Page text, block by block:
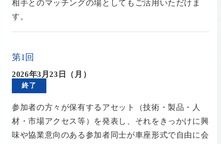
相手とのマッチングの場としてもご活用いただけま
す。
第1回
2026年3月23日（月）
終了
参加者の方々が保有するアセット（技術・製品・人
材・市場アクセス等）を発表し、それをきっかけに興
味や協業意向のある参加者同士が車座形式で自由に会